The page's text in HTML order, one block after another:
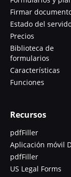
Firmar
Estado del
Precios
Biblioteca de
formularios
Características
Funciones
Recursos
pdfFiller
Aplicación móvil
pdfFiller
US Legal Forms